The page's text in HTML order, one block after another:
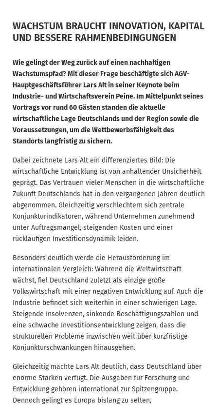
WACHSTUM BRAUCHT INNOVATION, KAPITAL
UND BESSERE RAHMENBEDINGUNGEN
Wie gelingt der Weg zurück auf einen nachhaltigen
Wachstumspfad? Mit dieser Frage beschäftigte sich AGV-
Hauptgeschäftsführer Lars Alt in seiner Keynote beim
Industrie- und Wirtschaftsverein Peine. Im Mittelpunkt seines
Vortrags vor rund 60 Gästen standen die aktuelle
wirtschaftliche Lage Deutschlands und der Region sowie die
Voraussetzungen, um die Wettbewerbsfähigkeit des
Standorts langfristig zu sichern.
Dabei zeichnete Lars Alt ein differenziertes Bild: Die
wirtschaftliche Entwicklung ist von anhaltender Unsicherheit
geprägt. Das Vertrauen vieler Menschen in die wirtschaftliche
Zukunft Deutschlands hat in den vergangenen Jahren deutlich
abgenommen. Gleichzeitig verschlechtern sich zentrale
Konjunkturindikatoren, während Unternehmen zunehmend
unter Auftragsmangel, steigenden Kosten und einer
rückläufigen Investitionsdynamik leiden.
Besonders deutlich werde die Herausforderung im
internationalen Vergleich: Während die Weltwirtschaft
wächst, fiel Deutschland zuletzt als einzige große
Volkswirtschaft mit einer negativen Entwicklung auf. Auch die
Industrie befindet sich weiterhin in einer schwierigen Lage.
Steigende Insolvenzen, sinkende Beschäftigungszahlen und
eine schwache Investitionsentwicklung zeigen, dass die
strukturellen Probleme inzwischen weit über kurzfristige
Konjunkturschwankungen hinausgehen.
Gleichzeitig machte Lars Alt deutlich, dass Deutschland über
enorme Stärken verfügt. Die Ausgaben für Forschung und
Entwicklung gehören international zur Spitzengruppe.
Dennoch gelingt es Europa bislang zu selten,